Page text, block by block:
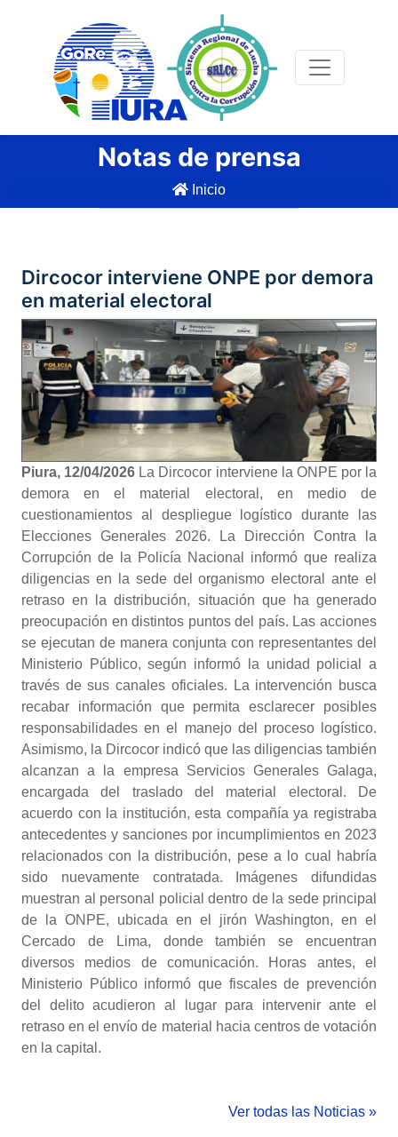
Notas de prensa
Inicio
Dircocor interviene ONPE por demora
en material electoral
Piura, 12/04/2026 La Dircocor interviene la ONPE por la
demora en el material electoral, en medio de
cuestionamientos al despliegue logístico durante las
Elecciones Generales 2026. La Dirección Contra la
Corrupción de la Policía Nacional informó que realiza
diligencias en la sede del organismo electoral ante el
retraso en la distribución, situación que ha generado
preocupación en distintos puntos del país. Las acciones
se ejecutan de manera conjunta con representantes del
Ministerio Público, según informó la unidad policial a
través de sus canales oficiales. La intervención busca
recabar información que permita esclarecer posibles
responsabilidades en el manejo del proceso logístico.
Asimismo, la Dircocor indicó que las diligencias también
alcanzan a la empresa Servicios Generales Galaga,
encargada del traslado del material electoral. De
acuerdo con la institución, esta compañía ya registraba
antecedentes y sanciones por incumplimientos en 2023
relacionados con la distribución, pese a lo cual habría
sido nuevamente contratada. Imágenes difundidas
muestran al personal policial dentro de la sede principal
de la ONPE, ubicada en el jirón Washington, en el
Cercado de Lima, donde también se encuentran
diversos medios de comunicación. Horas antes, el
Ministerio Público informó que fiscales de prevención
del delito acudieron al lugar para intervenir ante el
retraso en el envío de material hacia centros de votación
en la capital.
Ver todas las Noticias »